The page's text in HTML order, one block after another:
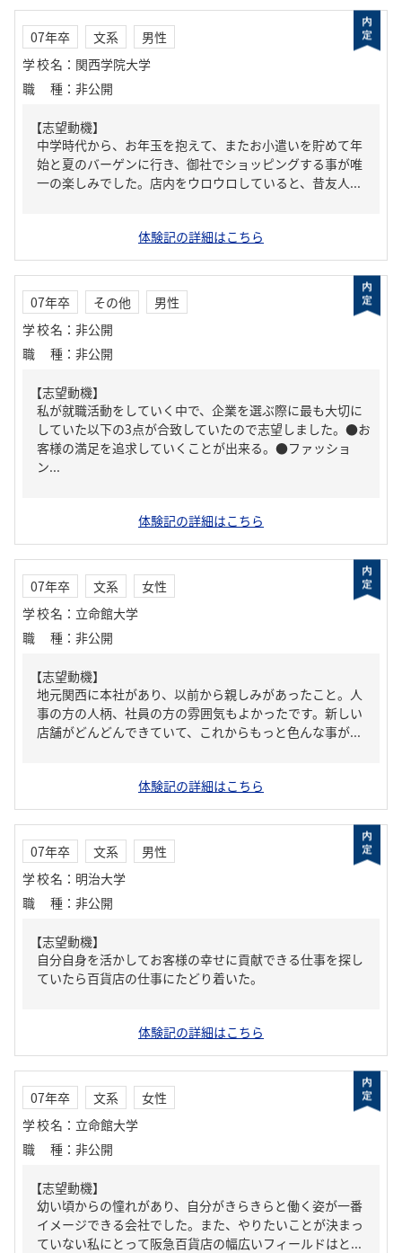
07年卒 文系
男性
学校名 ： 関西学院大学
職種 ： 非公開
【志望動機】
中学時代から、お年玉を抱えて、またお小遣いを貯めて年
始と夏のバーゲンに行き、御社でショッピングする事が唯
一の楽しみでした。店内をウロウロしていると、昔友人...
体験記の詳細はこちら
07年卒 その他
男性
学校名 ： 非公開
職種 ： 非公開
【志望動機】
私が就職活動をしていく中で、企業を選ぶ際に最も大切に
していた以下の3点が合致していたので志望しました。●お
客様の満足を追求していくことが出来る。●ファッショ
ン...
体験記の詳細はこちら
07年卒 文系
女性
学校名 ： 立命館大学
職種 ： 非公開
【志望動機】
地元関西に本社があり、以前から親しみがあったこと。人
事の方の人柄、社員の方の雰囲気もよかったです。新しい
店舗がどんどんできていて、これからもっと色んな事が...
体験記の詳細はこちら
07年卒 文系
男性
学校名 ： 明治大学
職種 ： 非公開
【志望動機】
自分自身を活かしてお客様の幸せに貢献できる仕事を探し
ていたら百貨店の仕事にたどり着いた。
体験記の詳細はこちら
07年卒 文系
女性
学校名 ： 立命館大学
職種 ： 非公開
【志望動機】
幼い頃からの憧れがあり、自分がきらきらと働く姿が一番
イメージできる会社でした。また、やりたいことが決まっ
ていない私にとって阪急百貨店の幅広いフィールドはと...